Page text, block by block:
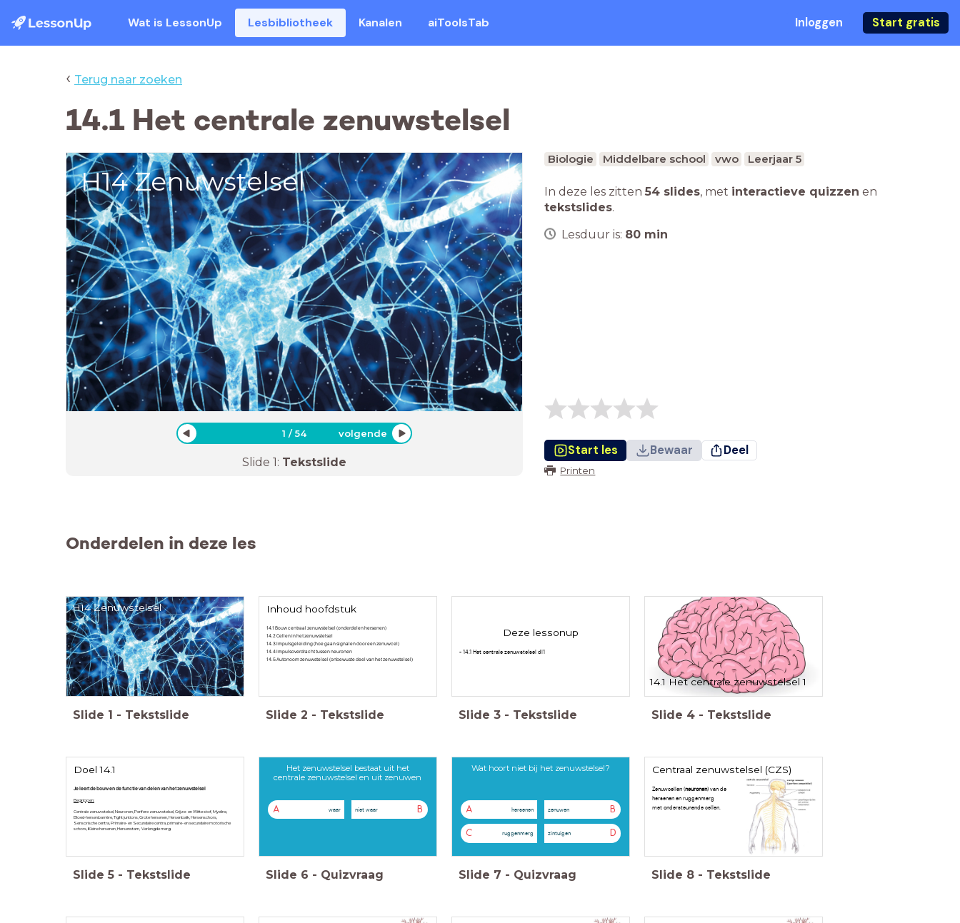
Wat is LessonUp Lesbibliotheek Kanalen aiToolsTab Inloggen Start gratis
‹ Terug naar zoeken
14.1 Het centrale zenuwstelsel
H14 Zenuwstelsel
1 /54 volgende
Slide 1: Tekstslide
Biologie Middelbare school vwo Leerjaar 5
In deze les zitten 54 slides, met interactieve quizzen en
tekstslides.
Lesduur is: 80 min
Start les Bewaar Deel
Printen
Onderdelen in deze les
H14 Zenuwstelsel
Slide 1 - Tekstslide
Inhoud hoofdstuk
14.1 Bouw centraal zenuwstelsel (onderdelen hersenen)
14.2 Cellen in het zenuwstelsel
14.3 Impulsgeleiding (hoe gaan signalen door een zenuwcel)
14.4 Impulsoverdracht tussen neuronen
14.5 Autonoom zenuwstelsel (onbewuste deel van het zenuwstelsel)
Slide 2 - Tekstslide
Deze lessonup
- 14.1 Het centrale zenuwstelsel dl1
Slide 3 - Tekstslide
14.1 Het centrale zenuwstelsel 1
Slide 4 - Tekstslide
Doel 14.1
Je leert de bouw en de functie van delen van het zenuwstelsel
Begrippen:
Centrale zenuwstelsel, Neuronen, Perifere zenuwstelsel, Grijze- en Witte stof, Myeline,
Bloed-hersenbarrière, Tight juntions, Grote hersenen, Hersenbalk, Hersenschors,
Sensorische centra, Primaire- en Secundaire centra, primaire- en secundaire motorische
schors, Kleine hersenen, Hersenstam, Verlengde merg
Slide 5 - Tekstslide
Het zenuwstelsel bestaat uit het
centrale zenuwstelsel en uit zenuwen
A waar B
niet waar
Slide 6 - Quizvraag
Wat hoort niet bij het zenuwstelsel?
A hersenen B
zenuwen
C ruggenmerg D
zintuigen
Slide 7 - Quizvraag
Centraal zenuwstelsel (CZS)
Zenuwcellen (neuronen) van de
hersenen en ruggenmerg
met ondersteunende cellen.
Slide 8 - Tekstslide